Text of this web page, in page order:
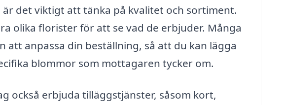
är det viktigt att tänka på kvalitet och sortiment.
olika florister för att se vad de erbjuder. Många
att anpassa din beställning, så att du kan lägga
blommor som mottagaren tycker om.
också erbjuda tilläggstjänster, såsom kort,